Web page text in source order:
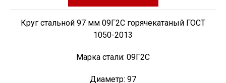
Круг стальной 97 мм 09Г2С горячекатаный ГОСТ
1050-2013
Марка стали: 09Г2С
Диаметр: 97